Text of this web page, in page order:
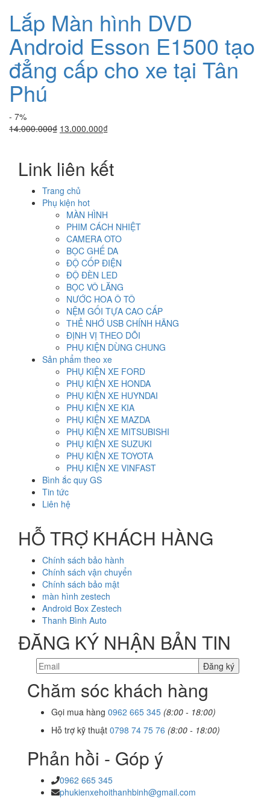
Lắp Màn hình DVD
Android Esson E1500 tạo
đẳng cấp cho xe tại Tân
Phú
- 7%
14.000.000₫ Giá
14.000.000₫.
13.000.000₫Giá
là:
13.000.000₫.
Link liên kết
Trang chủ
Phụ kiện hot
MÀN HÌNH
PHIM CÁCH NHIỆT
CAMERA OTO
BỌC GHẾ DA
ĐỘ CỐP ĐIỆN
ĐỘ ĐÈN LED
BỌC VÔ LĂNG
NƯỚC HOA Ô TÔ
NỆM GỐI TỰA CAO CẤP
THẺ NHỚ USB CHÍNH HÃNG
ĐỊNH VỊ THEO DÕI
PHỤ KIỆN DÙNG CHUNG
Sản phẩm theo xe
PHỤ KIỆN XE FORD
PHỤ KIỆN XE HONDA
PHỤ KIỆN XE HUYNDAI
PHỤ KIỆN XE KIA
PHỤ KIỆN XE MAZDA
PHỤ KIỆN XE MITSUBISHI
PHỤ KIỆN XE SUZUKI
PHỤ KIỆN XE TOYOTA
PHỤ KIỆN XE VINFAST
Bình ắc quy GS
Tin tức
Liên hệ
HỖ TRỢ KHÁCH HÀNG
Chính sách bảo hành
Chính sách vận chuyển
Chính sách bảo mật
màn hình zestech
Android Box Zestech
Thanh Bình Auto
ĐĂNG KÝ NHẬN BẢN TIN
Chăm sóc khách hàng
Gọi mua hàng 0962 665 345 (8:00 - 18:00)
Hỗ trợ kỹ thuật 0798 74 75 76 (8:00 - 18:00)
Phản hồi - Góp ý
0962 665 345
phukienxehoithanhbinh@gmail.com